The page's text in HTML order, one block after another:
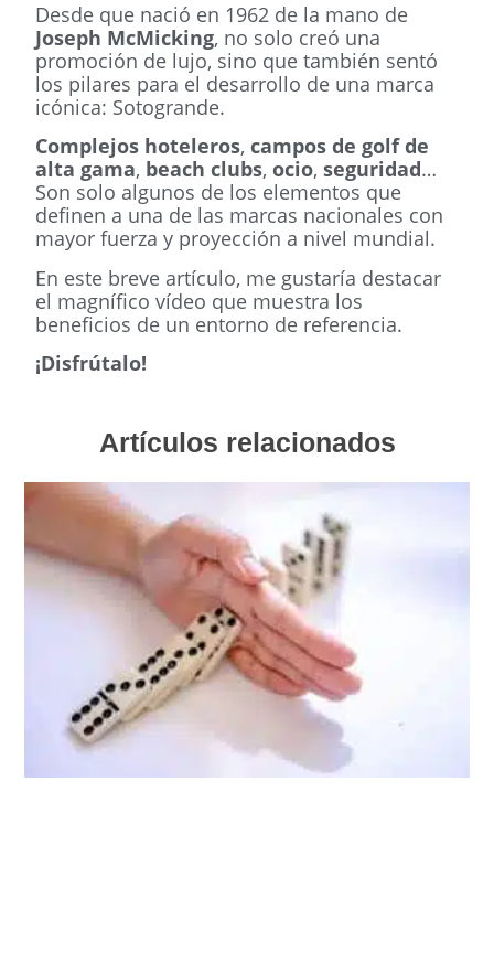
Desde que nació en 1962 de la mano de
Joseph McMicking, no solo creó una
promoción de lujo, sino que también sentó
los pilares para el desarrollo de una marca
icónica: Sotogrande.
Complejos hoteleros,campos de golf de
alta gama, beach clubs,ocio,seguridad…
Son solo algunos de los elementos que
definen a una de las marcas nacionales con
mayor fuerza y proyección a nivel mundial.
En este breve artículo, me gustaría destacar
el magnífico vídeo que muestra los
beneficios de un entorno de referencia.
¡Disfrútalo!
Artículos relacionados